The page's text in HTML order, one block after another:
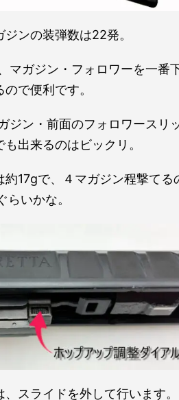
ンの装弾数は22発。
マガジン・フォロワーを一番
で便利です。
ジン・前面のフォロワースリ
出来るのはビックリ。
約17gで、４マガジン程撃てる
らいかな。
スライドを外して行います。